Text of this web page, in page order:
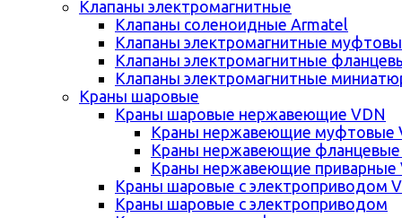
Клапаны электромагнитные
Клапаны соленоидные Armatel
Клапаны электромагнитные
Клапаны электромагнитные
Клапаны электромагнитные
Краны шаровые
Краны шаровые нержавеющие VDN
Краны нержавеющие муфтовые
Краны нержавеющие фланцевые
Краны нержавеющие приварные
Краны шаровые с электроприводом
Краны шаровые с электроприводом